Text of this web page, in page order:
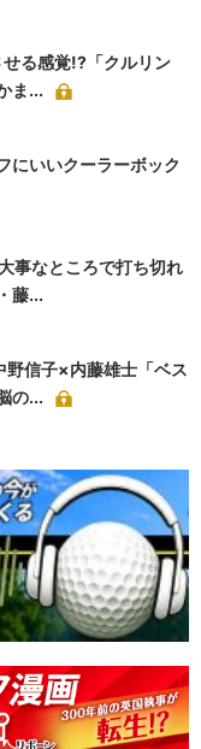
る感覚!?「クルリン
ま...
にいいクーラーボック
事なところで打ち切れ
藤...
野信子×内藤雄士「ベス
の...